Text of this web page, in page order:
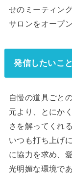
せのミーティン
サロンをオープ
発信したいこ
自慢の道具ごと
元より、とにか
さを解ってくれ
いつも打ち上げ
に協力を求め、
光明媚な環境で